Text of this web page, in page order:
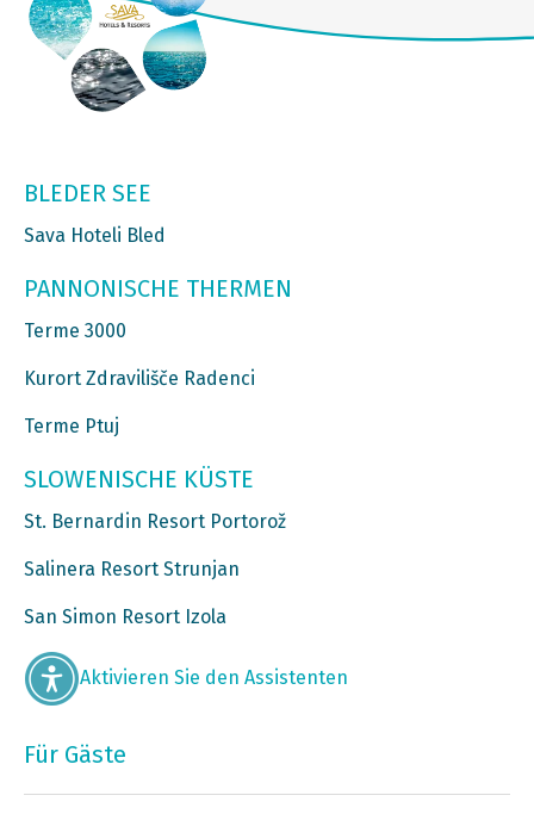
BLEDER SEE
Sava Hoteli Bled
PANNONISCHE THERMEN
Terme 3000
Kurort Zdravilišče Radenci
Terme Ptuj
SLOWENISCHE KÜSTE
St. Bernardin Resort Portorož
Salinera Resort Strunjan
San Simon Resort Izola
Aktivieren Sie den Assistenten
Für Gäste